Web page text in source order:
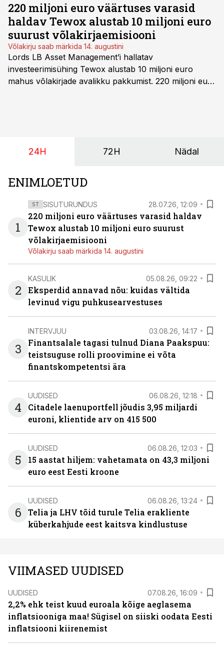
220 miljoni euro väärtuses varasid
haldav Tewox alustab 10 miljoni euro
suurust võlakirjaemisiooni
Võlakirju saab märkida 14. augustini
Lords LB Asset Management’i hallatav
investeerimisühing Tewox alustab 10 miljoni euro
mahus võlakirjade avalikku pakkumist. 220 miljoni euro
24H 72H Nädal
ENIMLOETUD
1
ST SISUTURUNDUS 28.07.26, 12:09
220 miljoni euro väärtuses varasid haldav
Tewox alustab 10 miljoni euro suurust
võlakirjaemisiooni
Võlakirju saab märkida 14. augustini
2
KASULIK 05.08.26, 09:22
Eksperdid annavad nõu: kuidas vältida
levinud vigu puhkusearvestuses
3
INTERVJUU 03.08.26, 14:17
Finantsalale tagasi tulnud Diana Paakspuu:
teistsuguse rolli proovimine ei võta
finantskompetentsi ära
4
UUDISED 06.08.26, 12:18
Citadele laenuportfell jõudis 3,95 miljardi
euroni, klientide arv on 415 500
5
UUDISED 06.08.26, 12:03
15 aastat hiljem: vahetamata on 43,3 miljoni
euro eest Eesti kroone
6
UUDISED 06.08.26, 13:24
Telia ja LHV tõid turule Telia erakliente
küberkahjude eest kaitsva kindlustuse
VIIMASED UUDISED
UUDISED 07.08.26, 16:09
2,2% ehk teist kuud euroala kõige aeglasema
inflatsiooniga maa! Sügisel on siiski oodata Eesti
inflatsiooni kiirenemist